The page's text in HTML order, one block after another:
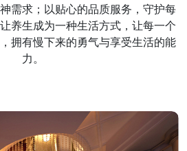
需求；以贴心的品质服务，守护每
养生成为一种生活方式，让每一个
拥有慢下来的勇气与享受生活的能
力。